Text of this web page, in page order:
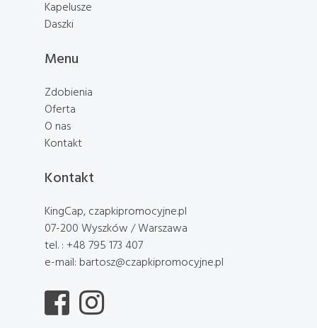
Kapelusze
Daszki
Menu
Zdobienia
Oferta
O nas
Kontakt
Kontakt
KingCap, czapkipromocyjne.pl
07-200 Wyszków / Warszawa
tel. : +48 795 173 407
e-mail: bartosz@czapkipromocyjne.pl